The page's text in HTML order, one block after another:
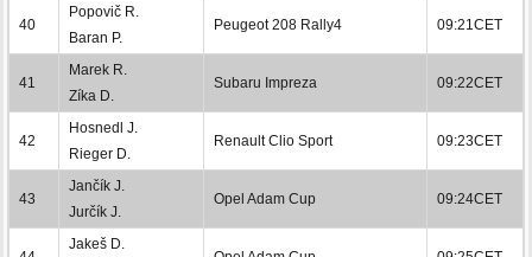
40
Popovič R.
Baran P.
Peugeot 208 Rally4 09:21CET
41
Marek R.
Zíka D.
Subaru Impreza 09:22CET
42
Hosnedl J.
Rieger D.
Renault Clio Sport 09:23CET
43
Jančík J.
Jurčík J.
Opel Adam Cup 09:24CET
Jakeš D.